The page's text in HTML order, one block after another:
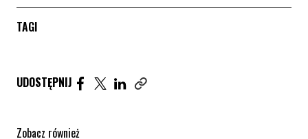
TAGI
UDOSTĘPNIJ Udostępnij artykuł na Facebook. Strona otwiera się
Udostępnij artykuł na Twitter. Strona otwiera
Udostępnij artykuł na Linkedin. Strona
Zobacz również